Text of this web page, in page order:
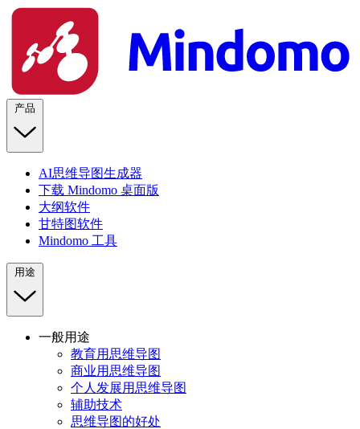
产品
AI思维导图生成器
下载 Mindomo 桌面版
大纲软件
甘特图软件
Mindomo 工具
用途
一般用途
教育用思维导图
商业用思维导图
个人发展用思维导图
辅助技术
思维导图的好处